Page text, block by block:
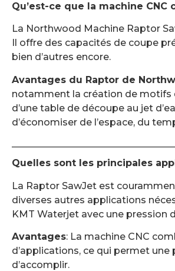
Qu’est-ce que la machine
La Northwood Machine Raptor
Il offre des capacités de coupe
bien d’autres encore.
Avantages du Raptor de
notamment la création de motifs
d’une table de découpe au jet
d’économiser de l’espace, du
Quelles sont les principales
La Raptor SawJet est
diverses autres applications
KMT Waterjet avec une pression
Avantages: La machine CNC
d’applications, ce qui permet
d’accomplir.